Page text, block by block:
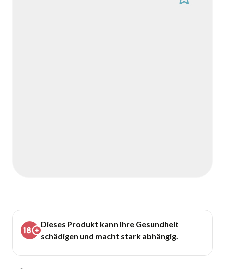
Dieses Produkt kann Ihre Gesundheit
schädigen und macht stark abhängig.